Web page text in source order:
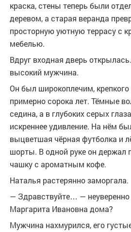
краска, стены теперь были
деревом, а старая веранда
просторную уютную террасу с
мебелью.
Вдруг входная дверь
высокий мужчина.
Он был широкоплечим,
примерно сорока лет. Тёмные
седина, а в глубоких серых
искреннее удивление. На нём
выцветшая чёрная футболка и
шорты. В одной руке он держал
чашку с ароматным кофе.
Наталья растерянно заморгала.
— Здравствуйте… —
Маргарита Ивановна дома?
Мужчина нахмурился, его